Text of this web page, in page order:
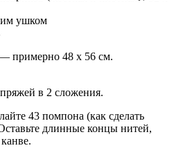
ушком
примерно 48 х 56 см.
в 2 сложения.
43 помпона (как сделать
длинные концы нитей,